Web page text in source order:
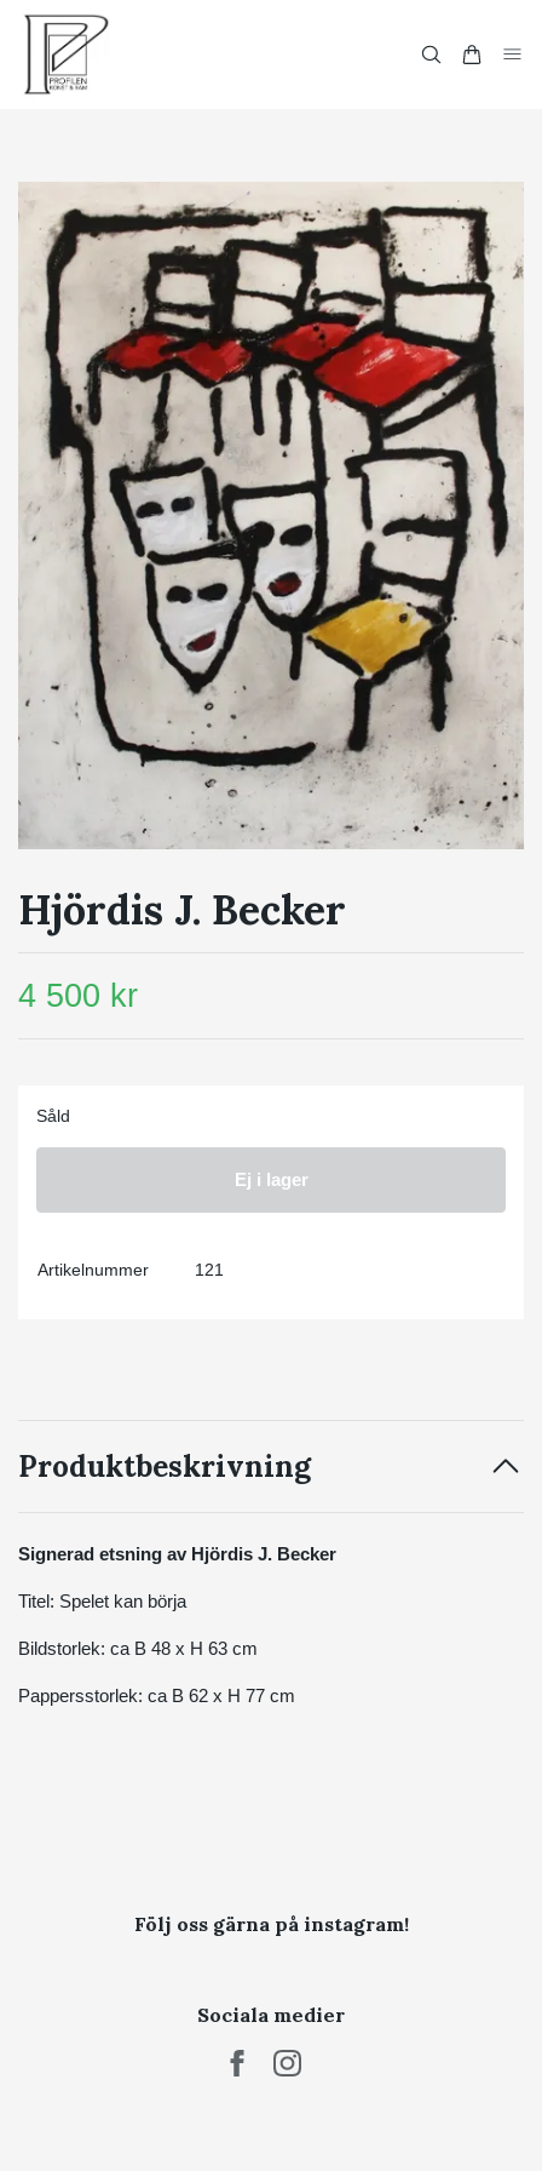
Hjördis J. Becker
4 500 kr
Såld
Ej i lager
Artikelnummer 121
Produktbeskrivning
Signerad etsning av Hjördis J. Becker
Titel: Spelet kan börja
Bildstorlek: ca B 48 x H 63 cm
Pappersstorlek: ca B 62 x H 77 cm
Följ oss gärna på instagram!
Sociala medier